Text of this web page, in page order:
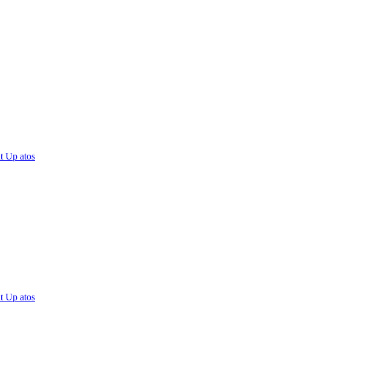
Up atos
Up atos